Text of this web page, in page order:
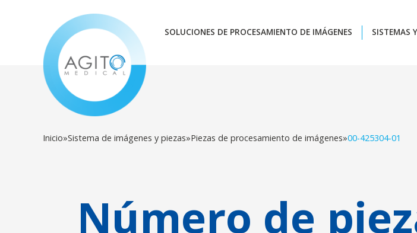
SOLUCIONES DE PROCESAMIENTO DE IMÁGENES SISTEMAS
Inicio»Sistema de imágenes y piezas»Piezas de procesamiento de imágenes»00-425304-01
Número de